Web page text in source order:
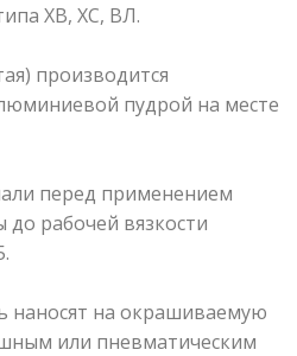
ХВ, ХС, ВЛ.
производится
пудрой на месте
перед применением
рабочей вязкости
наносят на окрашиваемую
или пневматическим